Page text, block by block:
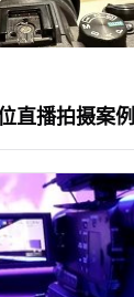
直播拍摄案例